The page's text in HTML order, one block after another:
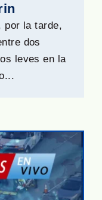
por la tarde,
dos
leves en la